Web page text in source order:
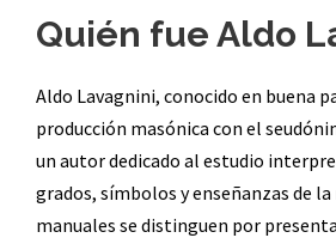
Quién fue Aldo
Aldo Lavagnini, conocido en buena
producción masónica con el
un autor dedicado al estudio
grados, símbolos y enseñanzas de la
manuales se distinguen por